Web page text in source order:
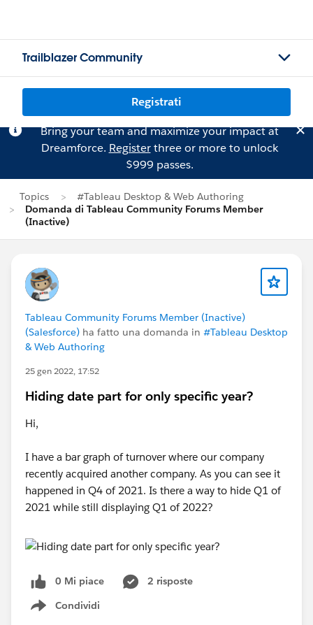
Trailblazer Community
Registrati
Bring your team and maximize your impact at
Dreamforce. Registerthree or more to unlock
$999 passes.
Topics
#Tableau Desktop & Web Authoring
Domanda di Tableau Community Forums Member
(Inactive)
Tableau Community Forums Member (Inactive)
(Salesforce) ha fatto una domanda in #Tableau Desktop
& Web Authoring
25 gen 2022, 17:52
Hiding date part for only specific year?
Hi,
I have a bar graph of turnover where our company
recently acquired another company. As you can see it
happened in Q4 of 2021. Is there a way to hide Q1 of
2021 while still displaying Q1 of 2022?
0 Mi piace
2 risposte
Condividi
Show menu